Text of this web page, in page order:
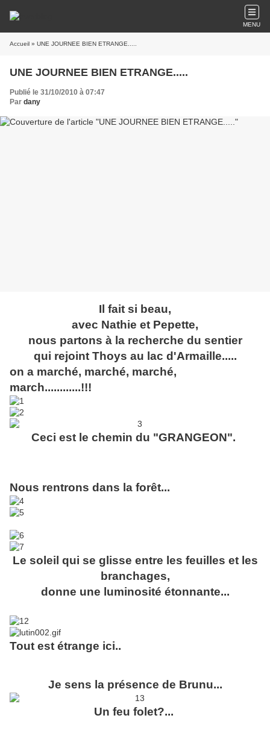
MENU
Accueil » UNE JOURNEE BIEN ETRANGE.....
UNE JOURNEE BIEN ETRANGE.....
Publié le 31/10/2010 à 07:47
Par dany
Il fait si beau,
avec Nathie et Pepette,
nous partons à la recherche du sentier
qui rejoint Thoys au lac d'Armaille.....
on a marché, marché, marché,
march............!!!
Ceci est le chemin du "GRANGEON".
Nous rentrons dans la forêt...
Le soleil qui se glisse entre les feuilles et les
branchages,
donne une luminosité étonnante...
Tout est étrange ici..
Je sens la présence de Brunu...
Un feu folet?...